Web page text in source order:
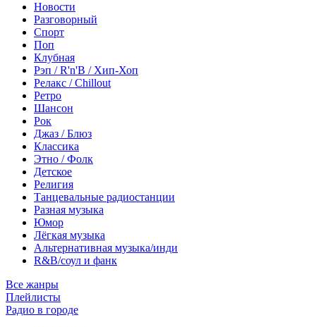
Новости
Разговорный
Спорт
Поп
Клубная
Рэп / R'n'B / Хип-Хоп
Релакс / Chillout
Ретро
Шансон
Рок
Джаз / Блюз
Классика
Этно / Фолк
Детское
Религия
Танцевальные радиостанции
Разная музыка
Юмор
Лёгкая музыка
Альтернативная музыка/инди
R&B/cоул и фанк
Все жанры
Плейлисты
Радио в городе